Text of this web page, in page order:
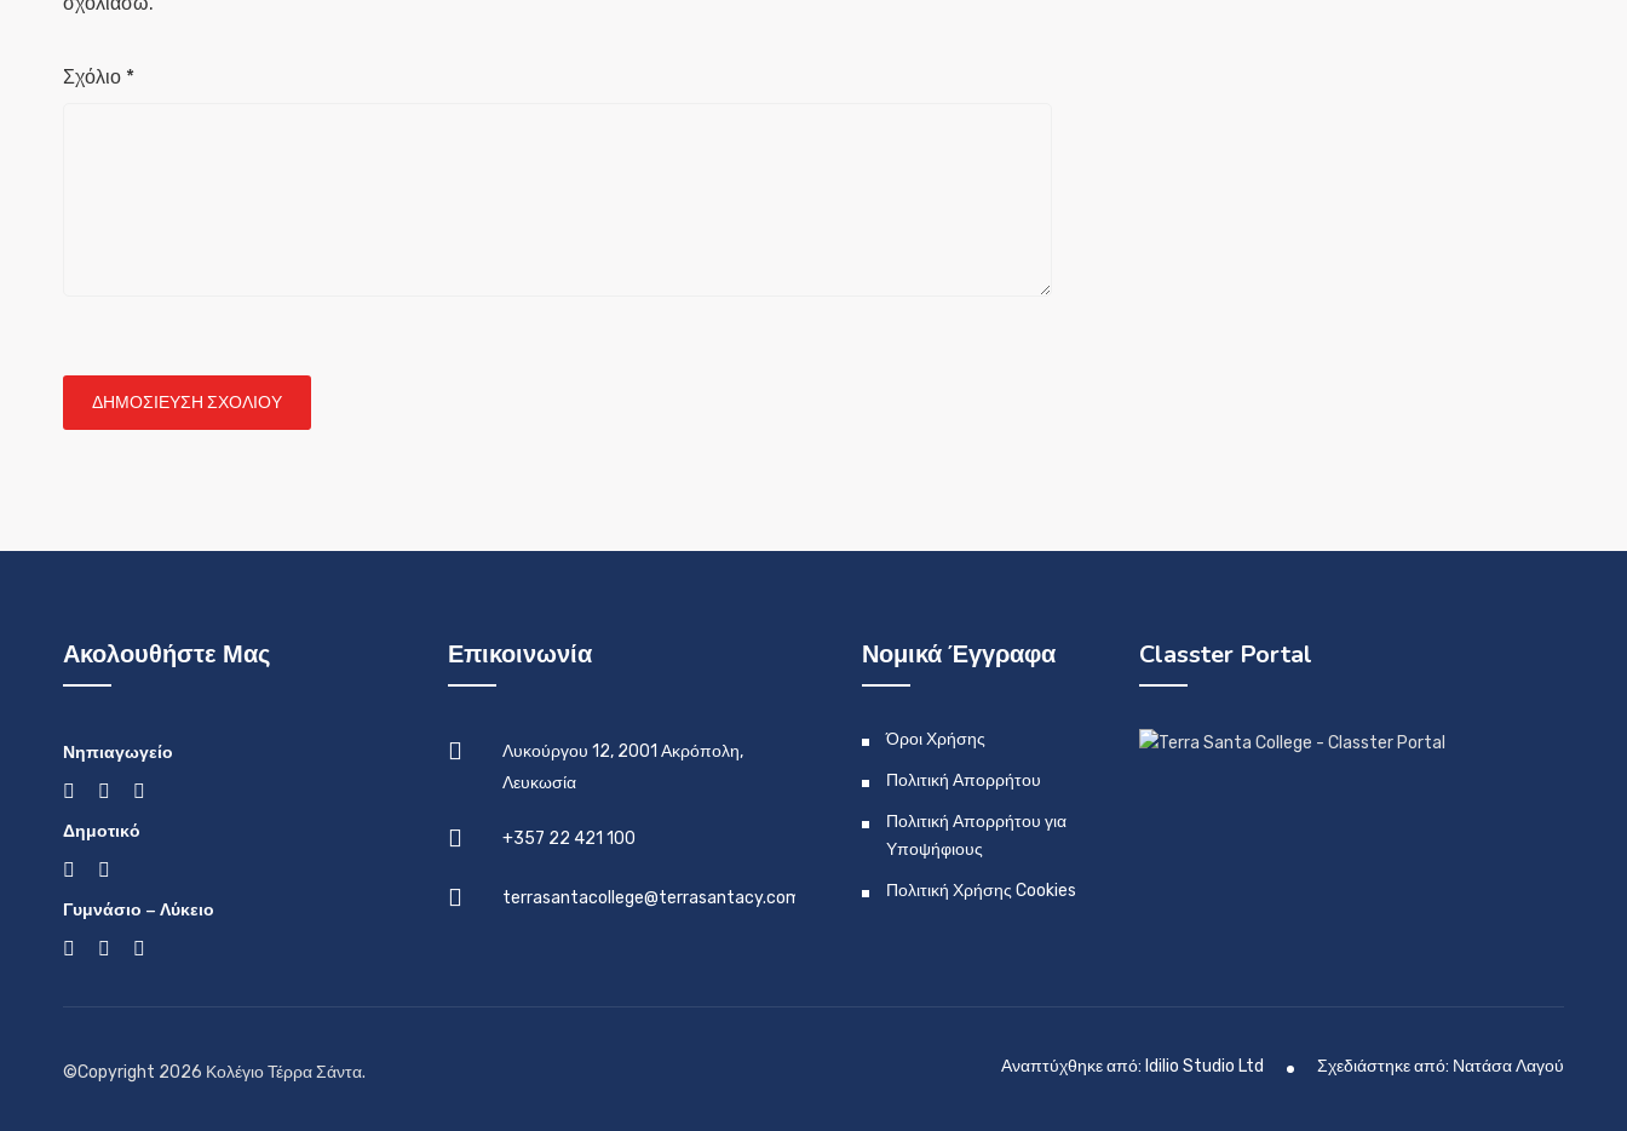
Σχόλιο *
Ακολουθήστε Μας
Νηπιαγωγείο
Δημοτικό
Γυμνάσιο – Λύκειο
Επικοινωνία
Λυκούργου 12, 2001 Ακρόπολη,
Λευκωσία
+357 22 421 100
terrasantacollege@terrasantacy.com
Νομικά Έγγραφα
Όροι Χρήσης
Πολιτική Απορρήτου
Πολιτική Απορρήτου για
Υποψήφιους
Πολιτική Χρήσης Cookies
Classter Portal
©Copyright 2026 Κολέγιο Τέρρα Σάντα. Αναπτύχθηκε από: Idilio Studio Ltd Σχεδιάστηκε από: Νατάσα Λαγού